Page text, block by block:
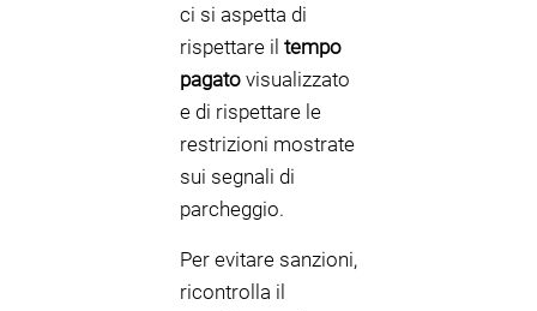
ci si aspetta di
rispettare il tempo
pagato visualizzato
e di rispettare le
restrizioni mostrate
sui segnali di
parcheggio.
Per evitare sanzioni,
ricontrolla il